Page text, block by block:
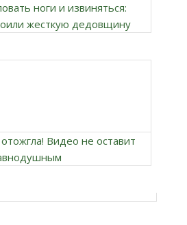
ноги и извиняться:
жесткую дедовщину
Видео не оставит